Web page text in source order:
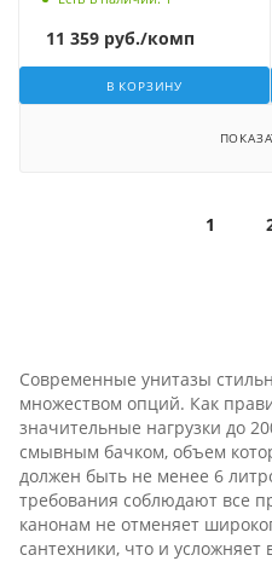
11 359 руб./комп
В КОРЗИНУ
1
Современные унитазы
множеством опций. Как
значительные нагрузки до
смывным бачком, объем
должен быть не менее 6
требования соблюдают все
канонам не отменяет
сантехники, что и усложняет